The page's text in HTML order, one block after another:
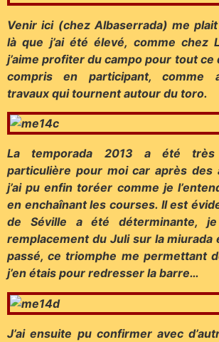
Venir ici (chez Albaserrada) me plait
là que j’ai été élevé, comme chez
j’aime profiter du campo pour tout ce
compris en participant, comme
travaux qui tournent autour du toro.
La temporada 2013 a été
particulière pour moi car après des
j’ai pu enfin toréer comme je
en enchaînant les courses. Il est
de Séville a été déterminante,
remplacement du Juli sur la miurada
passé, ce triomphe me permettant
j’en étais pour redresser la barre…
J’ai ensuite pu confirmer avec